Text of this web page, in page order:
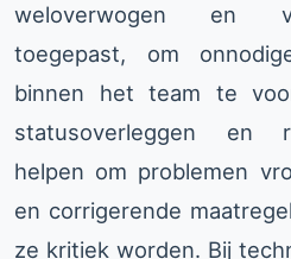
weloverwogen en
toegepast, om
binnen het team te
statusoverleggen en
helpen om problemen
en corrigerende
ze kritiek worden. Bij